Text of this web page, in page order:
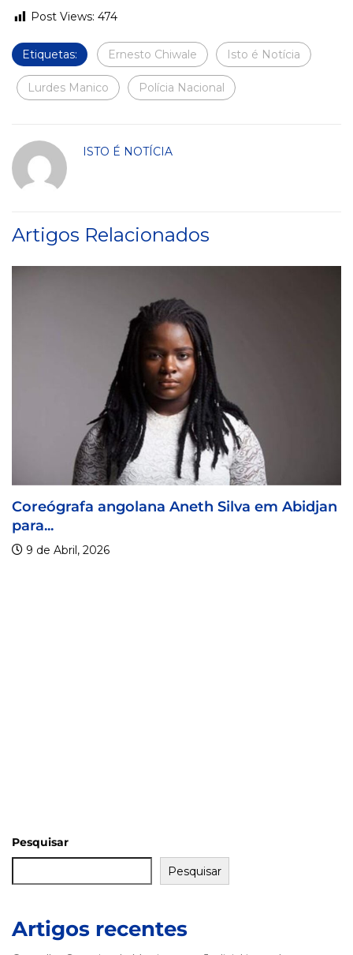
Post Views: 474
Etiquetas: Ernesto Chiwale Isto é Notícia
Lurdes Manico Polícia Nacional
ISTO É NOTÍCIA
Artigos Relacionados
Coreógrafa angolana Aneth Silva em Abidjan
para...
9 de Abril, 2026
Pesquisar
Pesquisar
Artigos recentes